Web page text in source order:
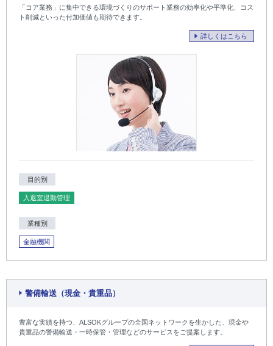
「コア業務」に集中できる環境づくりのサポート業務の効率化や平準化、コス
ト削減といった付加価値も期待できます。
詳しくはこちら
目的別
入退室退勤管理
業種別
金融機関
警備輸送（現金・貴重品）
豊富な実績を持つ、ALSOKグループの全国ネットワークを生かした、現金や
貴重品の警備輸送・一時保管・管理などのサービスをご提案します。